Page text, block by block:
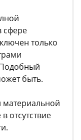
сфере
только
быть.
отсутствие